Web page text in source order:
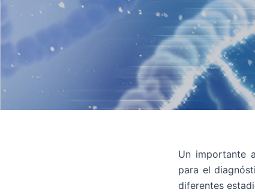
Un importante
para el
diferentes